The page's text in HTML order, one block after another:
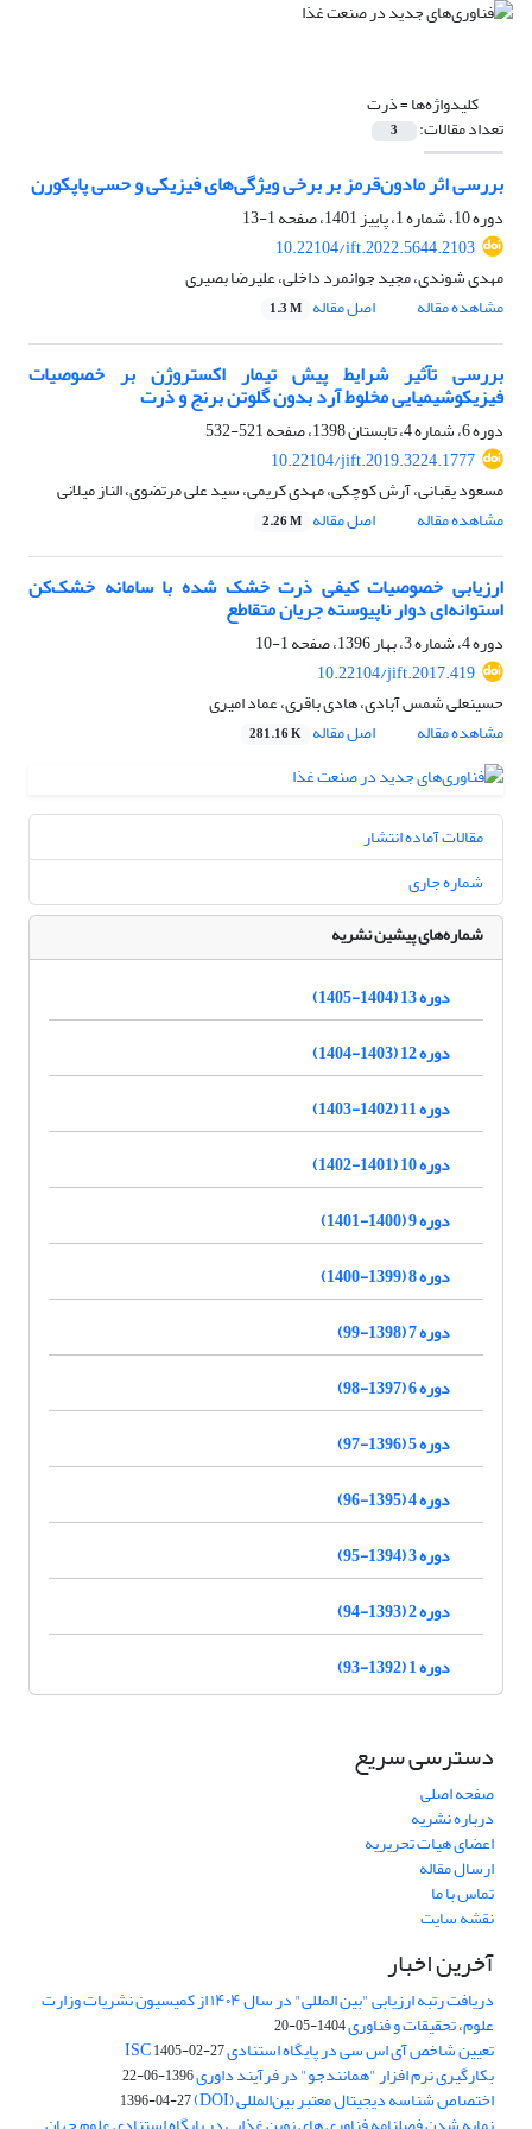
کلیدواژه‌ها =ذرت
تعداد مقالات: 3
بررسی اثر مادون‌قرمز بر برخی ویژگی‌های فیزیکی و حسی پاپکورن
دوره 10، شماره 1، پاییز 1401، صفحه
1-13
10.22104/ift.2022.5644.2103
مهدی شوندی، مجید جوانمرد داخلی، علیرضا بصیری
مشاهده مقاله
اصل مقاله 1.3 M
بررسی تآثیر شرایط پیش تیمار اکستروژن بر خصوصیات
فیزیکوشیمیایی مخلوط آرد بدون گلوتن برنج و ذرت
دوره 6، شماره 4، تابستان 1398، صفحه
521-532
10.22104/jift.2019.3224.1777
مسعود یقبانی، آرش کوچکی، مهدی کریمی، سید علی مرتضوی، الناز میلانی
مشاهده مقاله
اصل مقاله 2.26 M
ارزیابی خصوصیات کیفی ذرت خشک شده با سامانه خشک‌کن
استوانه‌ای دوار ناپیوسته جریان متقاطع
دوره 4، شماره 3، بهار 1396، صفحه
1-10
10.22104/jift.2017.419
حسینعلی شمس آبادی، هادی باقری، عماد امیری
مشاهده مقاله
اصل مقاله 281.16 K
مقالات آماده انتشار
شماره جاری
شماره‌های پیشین نشریه
دوره 13 (1404-1405)
دوره 12 (1403-1404)
دوره 11 (1402-1403)
دوره 10 (1401-1402)
دوره 9 (1400-1401)
دوره 8 (1399-1400)
دوره 7 (1398-99)
دوره 6 (1397-98)
دوره 5 (1396-97)
دوره 4 (1395-96)
دوره 3 (1394-95)
دوره 2 (1393-94)
دوره 1 (1392-93)
دسترسی سریع
صفحه اصلی
درباره نشریه
اعضای هیات تحریریه
ارسال مقاله
تماس با ما
نقشه سایت
آخرین اخبار
دریافت رتبه ارزیابی "بین المللی" در سال ۱۴۰۴ از کمیسیون نشریات وزارت
علوم، تحقیقات و فناوری1404-05-20
تعیین شاخص آی اس سی در پایگاه استنادی ISC1405-02-27
بکارگیری نرم افزار "همانندجو" در فرآیند داوری1396-06-22
اختصاص شناسه دیجیتال معتبر بین‌المللی (DOI) 1396-04-27